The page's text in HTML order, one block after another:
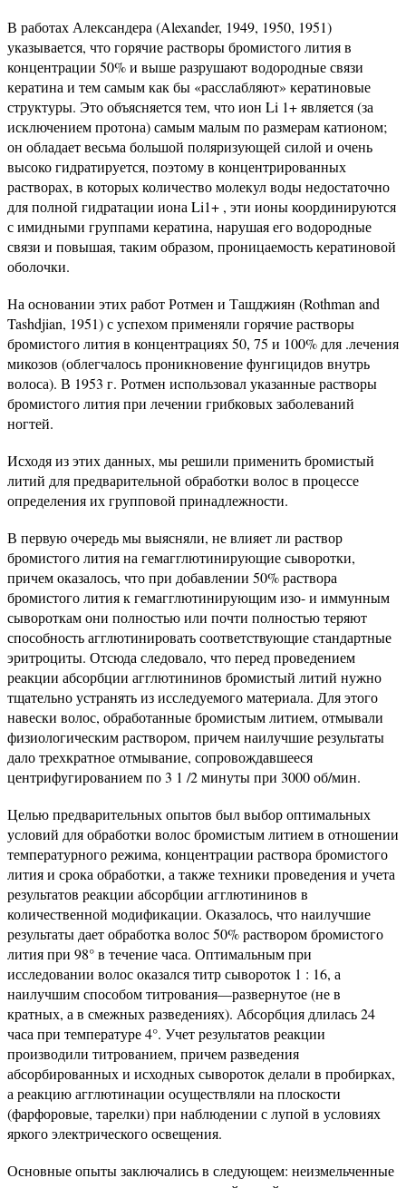
В работах Александера (Alexander, 1949, 1950, 1951)
указывается, что горячие растворы бромистого лития в
концентрации 50% и выше разрушают водородные связи
кератина и тем самым как бы «расслабляют» кератиновые
структуры. Это объясняется тем, что ион Li 1+ является (за
исключением протона) самым малым по размерам катионом;
он обладает весьма большой поляризующей силой и очень
высоко гидратируется, поэтому в концентрированных
растворах, в которых количество молекул воды недостаточно
для полной гидратации иона Li1+ , эти ионы координируются
с имидными группами кератина, нарушая его водородные
связи и повышая, таким образом, проницаемость кератиновой
оболочки.
На основании этих работ Ротмен и Ташджиян (Rothman and
Tashdjian, 1951) с успехом применяли горячие растворы
бромистого лития в концентрациях 50, 75 и 100% для .лечения
микозов (облегчалось проникновение фунгицидов внутрь
волоса). В 1953 г. Ротмен использовал указанные растворы
бромистого лития при лечении грибковых заболеваний
ногтей.
Исходя из этих данных, мы решили применить бромистый
литий для предварительной обработки волос в процессе
определения их групповой принадлежности.
В первую очередь мы выясняли, не влияет ли раствор
бромистого лития на гемагглютинирующие сыворотки,
причем оказалось, что при добавлении 50% раствора
бромистого лития к гемагглютинирующим изо- и иммунным
сывороткам они полностью или почти полностью теряют
способность агглютинировать соответствующие стандартные
эритроциты. Отсюда следовало, что перед проведением
реакции абсорбции агглютининов бромистый литий нужно
тщательно устранять из исследуемого материала. Для этого
навески волос, обработанные бромистым литием, отмывали
физиологическим раствором, причем наилучшие результаты
дало трехкратное отмывание, сопровождавшееся
центрифугированием по 3 1 /2 минуты при 3000 об/мин.
Целью предварительных опытов был выбор оптимальных
условий для обработки волос бромистым литием в отношении
температурного режима, концентрации раствора бромистого
лития и срока обработки, а также техники проведения и учета
результатов реакции абсорбции агглютининов в
количественной модификации. Оказалось, что наилучшие
результаты дает обработка волос 50% раствором бромистого
лития при 98° в течение часа. Оптимальным при
исследовании волос оказался титр сывороток 1 : 16, а
наилучшим способом титрования—развернутое (не в
кратных, а в смежных разведениях). Абсорбция длилась 24
часа при температуре 4°. Учет результатов реакции
производили титрованием, причем разведения
абсорбированных и исходных сывороток делали в пробирках,
а реакцию агглютинации осуществляли на плоскости
(фарфоровые, тарелки) при наблюдении с лупой в условиях
яркого электрического освещения.
Основные опыты заключались в следующем: неизмельченные